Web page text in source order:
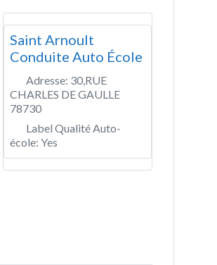
Saint Arnoult
Conduite Auto École
Adresse: 30,RUE
CHARLES DE GAULLE
78730
Label Qualité Auto-
école: Yes